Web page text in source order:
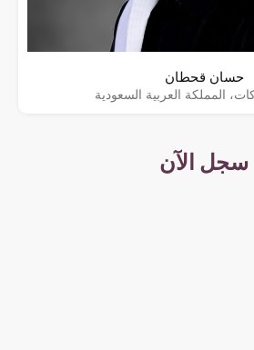
حسان قحطان
المملكة العربية السعودية
سجل الآن